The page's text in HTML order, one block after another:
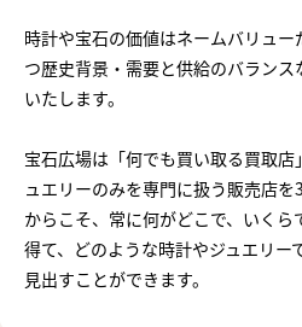
時計や宝石の価値はネームバリュ
つ歴史背景・需要と供給のバラン
いたします。
宝石広場は「何でも買い取る買取
ュエリーのみを専門に扱う販売店
からこそ、常に何がどこで、いく
得て、どのような時計やジュエリー
見出すことができます。